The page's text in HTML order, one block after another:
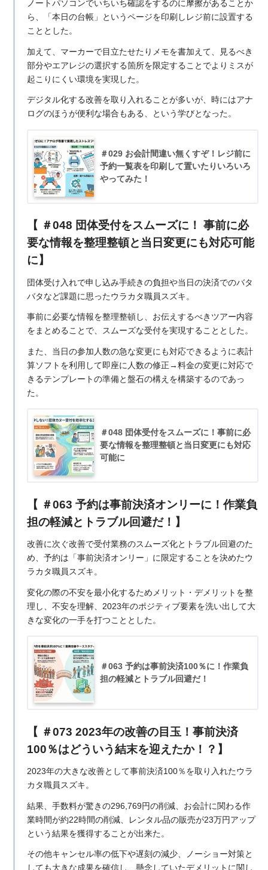
ノートパソコンでいちいち確認をするのに摩擦があることか
ら、「本日の台帳」というページを印刷しレジ前に設置する
こととした。
加えて、マーカーで目立たせたりメモを書加えて、見るべき
部分やエアレジの選択する箇所を限定することでよりミスが
起こりにくい環境を実現した。
デジタル化する改善を取り入れることが多いが、時にはアナ
ログのほうが便利な場合もある、という学びとなった。
＃029 お会計間違い無くすぞ！レジ前に
予約一覧表を印刷して置いたりいろいろ
やってみた！
【 ＃048 団体受付をスムーズに！ 事前に必
要な情報を整理整頓と当日変更にも対応可能
に】
団体受け入れで申し込み手続きの負担や当日の決済でのバタ
バタなど課題に思ったウラカタ職員スズキ。
事前に必要な情報を整理整頓し、お伝えするべきツアー内容
をまとめることで、スムーズな受付を実現することとした。
また、当日の参加人数の急な変更にも対応できるように表計
算ソフトを利用して即座に人数の修正→料金の変更に対応で
きるテンプレートの準備と盤石の構えを構築するのであっ
た。
＃048 団体受付をスムーズに！事前に必
要な情報を整理整頓と当日変更にも対応
可能に
【 ＃063 予約は事前決済オンリーに！作業負
担の軽減とトラブル回避だ！】
改善に次ぐ改善で受付業務のスムーズ化とトラブル回避のた
め、予約は「事前決済オンリー」に限定することを決めたウ
ラカタ職員スズキ。
変化の際の不安を最小化するためメリット・デメリットを整
理し、不安を理解、2023年のポジティブ要素を洗い出して大
きな変化の一手を打つこととした。
＃063 予約は事前決済100％に！作業負
担の軽減とトラブル回避だ！
【 ＃073 2023年の改善の目玉！事前決済
100％はどういう結末を迎えたか！？】
2023年の大きな改善として事前決済100％を取り入れたウラ
カタ職員スズキ。
結果、手数料が驚きの296,769円の削減、お会計に関わる作
業時間が約22時間の削減、レンタル品の販売が23万円アップ
という結果を獲得することが出来た。
その他キャンセル率の低下や遅刻の減少、ノーショー対策と
しても大きな成果を確信し、懸念していたデメリットに関し